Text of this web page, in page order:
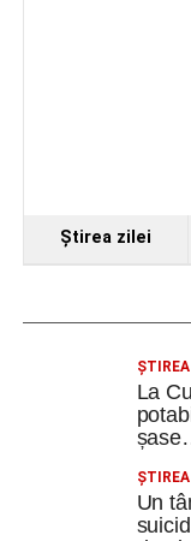
Ştirea zilei
La
Un